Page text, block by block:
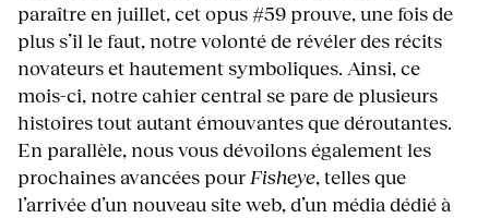
paraître en juillet, cet opus #59 prouve, une fois de
plus s’il le faut, notre volonté de révéler des récits
novateurs et hautement symboliques. Ainsi, ce
mois-ci, notre cahier central se pare de plusieurs
histoires tout autant émouvantes que déroutantes.
En parallèle, nous vous dévoilons également les
prochaines avancées pour Fisheye, telles que
l’arrivée d’un nouveau site web, d’un média dédié à